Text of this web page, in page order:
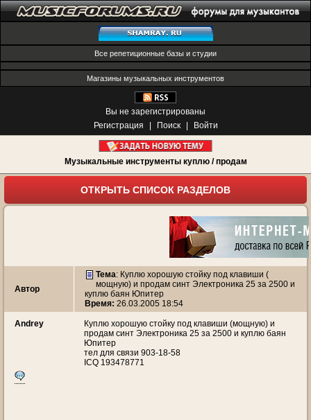
Все репетиционные базы и студии
Магазины музыкальных инструментов
Вы не зарегистрированы
Регистрация
Поиск Войти
Музыкальные инструменты куплю / продам
ОТКРЫТЬ СПИСОК РАЗДЕЛОВ
Автор
Тема: Куплю хорошую стойку под клавиши (
мощную) и продам синт Электроника 25 за 2500 и
куплю баян Юпитер
Время: 26.03.2005 18:54
Andrey
Куплю хорошую стойку под клавиши (мощную) и
продам синт Электроника 25 за 2500 и куплю баян
Юпитер
тел для связи 903-18-58
ICQ 193478771